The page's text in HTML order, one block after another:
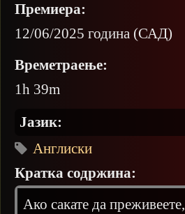
Премиера:
12/06/2025 година (САД)
Времетраење:
1h 39m
Јазик:
Англиски
Кратка содржина:
Ако сакате да преживеете,